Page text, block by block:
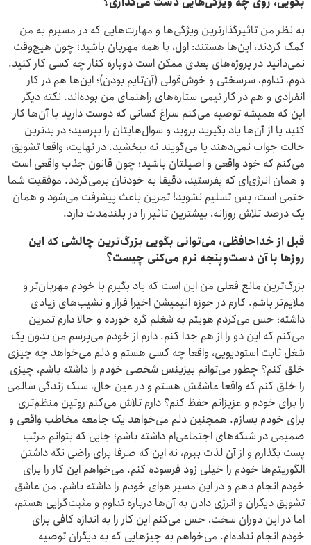
به نظر من تاثیرگذارترین ویژگی‌ها و مهارت‌هایی که در مسیرم به من
کمک کردند، این‌ها هستند: اول، با همه مهربان باشید؛ چون هیچ‌وقت
نمی‌دانید در پروژه‌های بعدی ممکن است دوباره کنار چه کسی کار کنید.
دوم، تداوم، سرسختی و خوش‌قولی (آن‌تایم بودن)؛ این‌ها هم در کار
انفرادی و هم در کار تیمی ستاره‌های راهنمای من بوده‌اند. نکته دیگر
این که همیشه توصیه می‌کنم سراغ کسانی که دوست دارید با آن‌ها کار
کنید یا از آن‌ها یاد بگیرید بروید و سوال‌هایتان را بپرسید؛ در بدترین
حالت جواب نمی‌دهند یا می‌گویند نه ببخشید. در نهایت، واقعا تشویق
می‌کنم که خود واقعی و اصیلتان باشید؛ چون قانون جذب واقعی است
و همان انرژی‌ای که بفرستید، دقیقا به خودتان برمی‌گردد. موفقیت شما
حتمی است، پس تسلیم نشوید! تمرین باعث پیشرفت می‌شود و همان
یک درصد تلاش روزانه، بیشترین تاثیر را در بلندمدت دارد.
قبل از خداحافظی، می‌توانی بگویی بزرگ‌ترین چالشی که این
روزها با آن دست‌وپنجه نرم می‌کنی چیست؟
بزرگ‌ترین مانع فعلی من این است که یاد بگیرم با خودم مهربان‌تر و
ملایم‌تر باشم. کارم در حوزه انیمیشن اخیرا فراز و نشیب‌های زیادی
داشته؛ حس می‌کردم هویتم به شغلم گره خورده و حالا دارم تمرین
می‌کنم که این دو را از هم جدا کنم. دارم از خودم می‌پرسم من بدون یک
شغل ثابت استودیویی، واقعا چه کسی هستم و دلم می‌خواهد چه چیزی
خلق کنم؟ چطور می‌توانم بیزینس شخصی خودم را داشته باشم، چیزی
را خلق کنم که واقعا عاشقش هستم و در عین حال، سبک زندگی سالمی
را برای خودم و عزیزانم حفظ کنم؟ دارم تلاش می‌کنم روتین منظم‌تری
برای خودم بسازم. همچنین دلم می‌خواهد یک جامعه مخاطب واقعی و
صمیمی در شبکه‌های اجتماعی‌ام داشته باشم؛ جایی که بتوانم مرتب
پست بگذارم و از آن لذت ببرم، نه این که صرفا برای راضی نگه داشتن
الگوریتم‌ها خودم را خیلی زود فرسوده کنم. می‌خواهم این کار را برای
خودم انجام دهم و در این مسیر هوای خودم را داشته باشم. من عاشق
تشویق دیگران و انرژی دادن به آن‌ها درباره تداوم و مثبت‌گرایی هستم،
اما در این دوران سخت، حس می‌کنم این کار را به اندازه کافی برای
خودم انجام نداده‌ام. می‌خواهم به چیزهایی که به دیگران توصیه